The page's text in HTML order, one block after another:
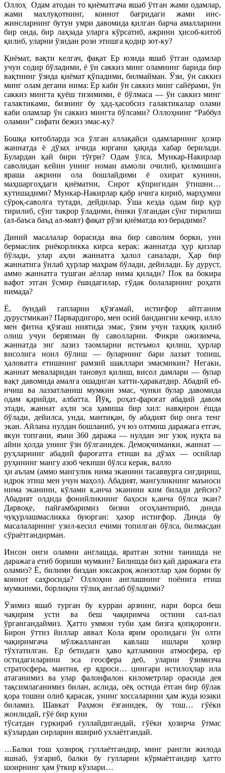
Оллоҳ Одам атодан то қиёматгача яшаб ўтган жами одамлар,
жами махлуқотнинг, коинот бағридаги жами инс-
жинсларнинг бутун умри давомида қилган барча амалларини
бир онда, бир лаҳзада уларга кўрсатиб, ажрини ҳисоб-китоб
қилиб, уларни ўзидан рози этишга қодир зот-ку?
Қиёмат, вақти келгач, фақат Ер юзида яшаб ўтган одамлар
учун содир бўладими, ё ўн саккиз минг оламнинг барида бир
вақтнинг ўзида қиёмат қўпадими, билмайман. Ўзи, ўн саккиз
минг олам дегани нима: Ер каби ўн саккиз минг сайёрами, ўн
саккиз мингта қуёш тизимими, ё бўлмаса — ўн саккиз минг
галактиками, бизнинг бу ҳад-ҳасобсиз галактикалар олами
каби оламлар ўн саккиз мингта бўлсами? Оллоҳнинг “Раббул
оламин” сифати бежиз эмас-ку?
Бошқа китобларда эса ўлган аллақайси одамларнинг ҳозир
жаннатда ё дўзах ичида юргани ҳақида хабар берилади.
Булардан қай бири тўғри? Одам ўлса, Мункар-Накирлар
саволидан кейин унинг номаи аъмоли очилиб, қилмишига
яраша ажрини ола бошлайдими ё охират кунини,
маҳшаргоҳдаги қиёматни, Сирот кўпригидан ўтишни…
кутишадими? Мункар-Накирлар қабр ичига кириб, марҳумни
сўроқ-саволга тутади, дейдилар. Ўша кезда одам бир қур
тирилиб, сўнг такрор ўладими, ёинки ўлгандан сўнг тирилиш
(ал-баъса баъд ал-мавт) фақат рўзи қиёматда юз берадими?
Диний масалалар борасида яна бир саволим борки, уни
бермаслик риёкорликка кирса керак: жаннатда ҳур қизлар
бўлади, улар аҳли жаннатга ҳалол саналади, Ҳар бир
жаннатига ўнлаб ҳурлар маҳрам бўлади, дейилади. Бу дуруст,
аммо жаннатга тушган аёллар нима қилади? Пок ва бокира
вафот этган ўсмир ёшидагилар, гўдак болаларнинг роҳати
нимада?
Ё, бундай гапларни қўзғамай, истиғфор айтганим
дурустмикан? Парвардигоро, мен осий бандангни кечир, илло
мен фитна қўзғаш ниятида эмас, ўзим учун таҳқиқ қилиб
олиш учун беряпман бу саволларни. Фикри ожизимча,
жаннатда энг лазиз таомларни истеъмол қилиш, ҳурлар
висолига ноил бўлиш — буларнинг бари лаззат топиш,
ҳаловатга етишнинг рамзий шакллари эмасмикин? Негаки,
жаннат меваларидан тановул қилиш, висол дамлари — булар
вақт давомида амалга ошадиган хатти-ҳаракатдир. Абадий еб-
ичиш ва лаззатланиш мумкин эмас, чунки булар давомида
одам қарийди, албатта. Йўқ, роҳат-фароғат абадий давом
этади, жаннат аҳли эса ҳамиша бир хил: навқирон ёшда
бўлади, дейилса, унда, мантиқан, бу абадият бир онга тенг
экан. Айлана нулдан бошланиб, уч юз олтмиш даражага етгач,
якун топгани, яъни 360 даража — нулдан энг узоқ нуқта ва
айни ҳолда унинг ўзи бўлганидек. Демоқчиманки, жаннат —
руҳларнинг абадий фароғатга етиши ва дўзах — осийлар
руҳининг мангу азоб чекиши бўлса керак, валло
ҳи аълам (аммо мангулик нима эканини тасаввурга сиғдириш,
идрок этиш мен учун маҳол). Абадият, мангуликнинг маъноси
нима эканини, кўлами к,анча эканини ким билади дейсиз?
Абадият олдида фонийликнинг баҳоси к,анча бўлса экан?
Дарвоқе, пайғамбаримиз бизни огоҳлантириб, динда
чуқурлашмасликка буюрган: ҳазор истиғфор. Динда бу
масалаларнинг узил-кесил ечими топилган бўлса, билмасдан
сўраётгандирман.
Инсон онги оламни англашда, яратган зотни танишда не
даражага етиб бориши мумкин? Билишда биз қай даражага ета
оламиз? Ё, билими биздан юксакроқ жонзотлар ҳам борми бу
коинот саҳросида? Оллоҳни англашнинг поёнига етиш
мумкинми, борлиқни тўлиқ англаб бўладими?
Ўзимиз яшаб турган бу курраи арзнинг, нари борса беш
чақирим усти ва беш чақиримча остини сал-пал
ўргангандаймиз. Ҳатто уммон туби ҳам бизга қопқоронғи.
Бирон ўттиз йиллар аввал Кола ярим оролидаги ўн олти
чақиримгача мўлжалланган кавлаш ишлари ҳозир
тўхтатилган. Ер бетидаги ҳаво қатламини атмосфера, ер
остидагиларини эса геосфера деб, уларни ўзимизча
стратосфера, мантия, ер ядроси… цингари истилоҳлар ила
атаганимиз ва улар фалонфалон километрлар орасида дея
тақсимлаганимиз билан, аслида, оёқ остида ётган бир бўлак
қора тошни олиб қарасак, унинг хоссаларини ҳам жуда юзаки
биламиз. Шавкат Раҳмон ёзганидек, бу тош… гўёки
жонлидай, гўё бир куни
тўсатдан гуркираб гуллайдигандай, гўёки ҳозирча ўтмас
кўзлардан сирларин яшириб ухлаётгандай.
…Балки тош ҳозироқ гуллаётгандир, минг рангли жилода
яшнаб, ўзгариб, балки бу гулларни кўрмаётгандир ҳатто
шоирнинг ҳам ўткир кўзлари…